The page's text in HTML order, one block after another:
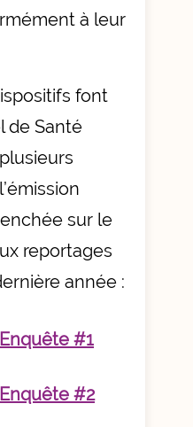
à leur
font
de Santé
sur le
reportages
année :
#1
#2